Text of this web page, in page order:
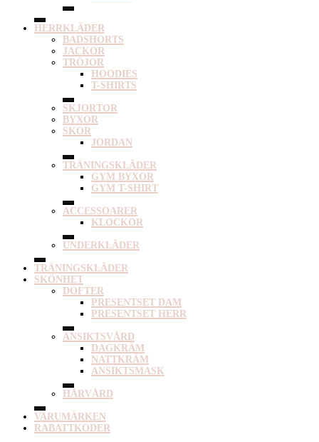
HERRKLÄDER
BADSHORTS
JACKOR
TRÖJOR
HOODIES
T-SHIRTS
SKJORTOR
BYXOR
SKOR
JORDAN
TRÄNINGSKLÄDER
GYM BYXOR
GYM T-SHIRT
ACCESSOARER
KLOCKOR
UNDERKLÄDER
TRÄNINGSKLÄDER
SKÖNHET
DOFTER
PRESENTSET DAM
PRESENTSET HERR
ANSIKTSVÅRD
DAGKRÄM
NATTKRÄM
ANSIKTSMASK
HÅRVÅRD
VARUMÄRKEN
RABATTKODER